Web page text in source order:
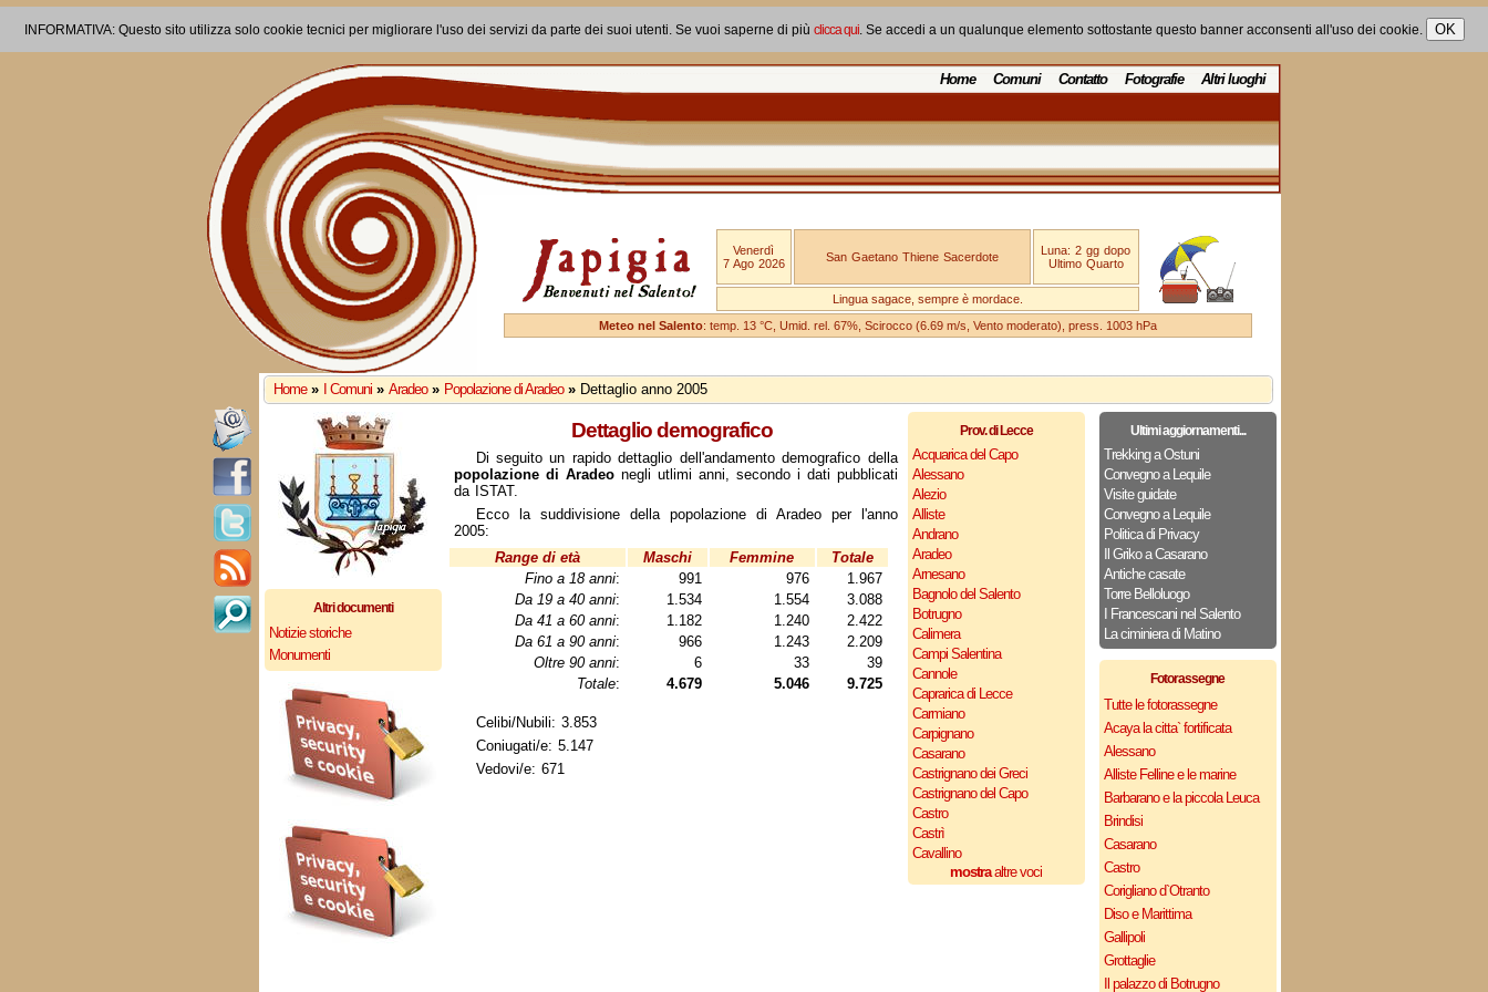
INFORMATIVA: Questo sito utilizza solo cookie tecnici per migliorare l'uso dei servizi da parte dei suoi utenti. Se vuoi saperne di più clicca qui. Se accedi a un qualunque elemento sottostante questo banner acconsenti all'uso dei cookie.
Home Comuni Contatto Fotografie Altri luoghi
Venerdì
7 Ago 2026
San Gaetano Thiene Sacerdote
Luna: 2 gg dopo
Ultimo Quarto
Lingua sagace, sempre è mordace.
Meteo nel Salento: temp. 13 °C, Umid. rel. 67%, Scirocco (6.69 m/s, Vento moderato), press. 1003 hPa
Home » I Comuni » Aradeo » Popolazione di Aradeo » Dettaglio anno 2005
Altri documenti
Notizie storiche
Monumenti
Prov. di Lecce
Acquarica del Capo
Alessano
Alezio
Alliste
Andrano
Aradeo
Arnesano
Bagnolo del Salento
Botrugno
Calimera
Campi Salentina
Cannole
Caprarica di Lecce
Carmiano
Carpignano
Casarano
Castrignano dei Greci
Castrignano del Capo
Castro
Castrì
Cavallino
mostraaltre voci
Dettaglio demografico
Di seguito un rapido dettaglio dell'andamento demografico della
popolazione di Aradeonegli utlimi anni, secondo i dati pubblicati
da ISTAT.
Ecco la suddivisione della popolazione di Aradeo per l'anno
2005:
Range di età
Maschi Femmine
Totale
Fino a 18 anni: 991 976
1.967
Da 19 a 40 anni: 1.534 1.554
3.088
Da 41 a 60 anni: 1.182 1.240
2.422
Da 61 a 90 anni: 966 1.243
2.209
Oltre 90 anni: 6 33
39
Totale: 4.679 5.046 9.725
Celibi/Nubili: 3.853
Coniugati/e: 5.147
Vedovi/e: 671
Ultimi aggiornamenti...
Trekking a Ostuni
Convegno a Lequile
Visite guidate
Convegno a Lequile
Politica di Privacy
Il Griko a Casarano
Antiche casate
Torre Belloluogo
I Francescani nel Salento
La ciminiera di Matino
Fotorassegne
Tutte le fotorassegne
Acaya la citta` fortificata
Alessano
Alliste Felline e le marine
Barbarano e la piccola Leuca
Brindisi
Casarano
Castro
Corigliano d`Otranto
Diso e Marittima
Gallipoli
Grottaglie
Il palazzo di Botrugno